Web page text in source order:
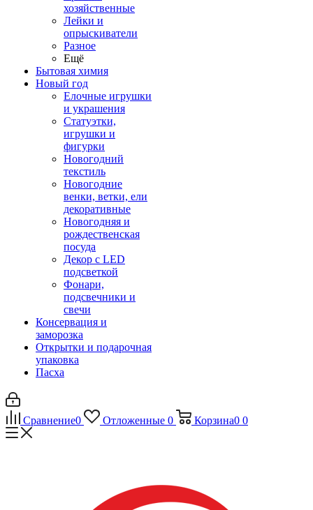
хозяйственные
Лейки и
опрыскиватели
Разное
Ещё
Бытовая химия
Новый год
Елочные игрушки
и украшения
Статуэтки,
игрушки и
фигурки
Новогодний
текстиль
Новогодние
венки, ветки, ели
декоративные
Новогодняя и
рождественская
посуда
Декор с LED
подсветкой
Фонари,
подсвечники и
свечи
Консервация и
заморозка
Открытки и подарочная
упаковка
Пасха
Сравнение0 Отложенные 0 Корзина0 0